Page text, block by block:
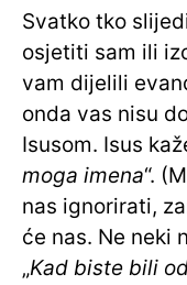
Svatko tko
osjetiti sam ili
vam dijelili
onda vas nisu
Isusom. Isus
moga imena“.
nas ignorirati,
će nas. Ne neki
„Kad biste bili